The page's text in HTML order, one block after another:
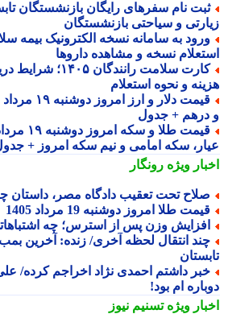
و سیاحتی بازنشستگان
نسخه و مشاهده داروها
کارت سلامت رانندگان
و نحوه استعلام
+ جدول
سکه امامی و نیم سکه امروز + جدول
ویژهرونگار
تحت تعقیب دادگاه مصر، داستان
طلا امروز دوشنبه 19 مرداد 1405
وزن پس از استرس؛ چه اشتباهاتی
انتقال لحظه آخری/ زنده: آخرین بمب
داشتم احمدی نژاد اخراجم کرده/ علی
ام بود!
ویژهتسنیم نیوز